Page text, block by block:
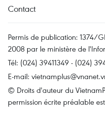
Contact
Permis de publication: 1374/
2008 par le ministère de
Tél: (024) 39411349 - (024)
E-mail:
© Droits d'auteur du
permission écrite préalable